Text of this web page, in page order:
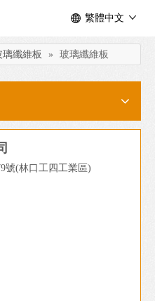
繁體中文
璃纖維板 » 玻璃纖維板
號(林口工四工業區)